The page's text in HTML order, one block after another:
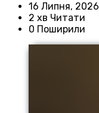
16 Липня, 2026
2 хв Читати
0 Поширили